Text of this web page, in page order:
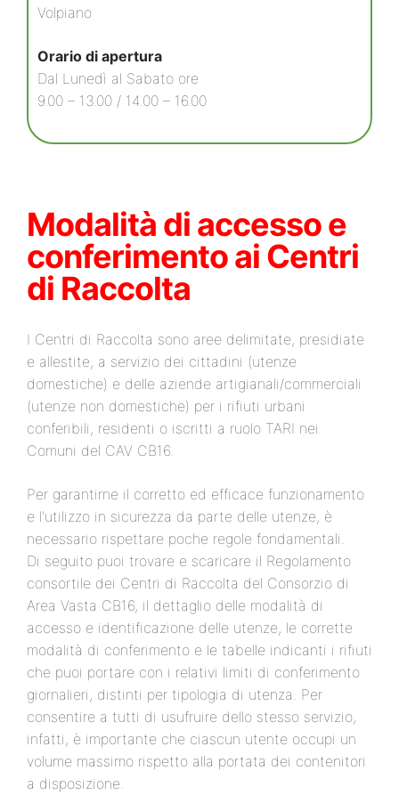
Volpiano
Orario di apertura
Dal Lunedì al Sabato ore
9.00 – 13.00 / 14.00 – 16.00
Modalità di accesso e
conferimento ai Centri
di Raccolta
I Centri di Raccolta sono aree delimitate, presidiate
e allestite, a servizio dei cittadini (utenze
domestiche) e delle aziende artigianali/commerciali
(utenze non domestiche) per i rifiuti urbani
conferibili, residenti o iscritti a ruolo TARI nei
Comuni del CAV CB16.
Per garantirne il corretto ed efficace funzionamento
e l'utilizzo in sicurezza da parte delle utenze, è
necessario rispettare poche regole fondamentali.
Di seguito puoi trovare e scaricare il Regolamento
consortile dei Centri di Raccolta del Consorzio di
Area Vasta CB16, il dettaglio delle modalità di
accesso e identificazione delle utenze, le corrette
modalità di conferimento e le tabelle indicanti i rifiuti
che puoi portare con i relativi limiti di conferimento
giornalieri, distinti per tipologia di utenza. Per
consentire a tutti di usufruire dello stesso servizio,
infatti, è importante che ciascun utente occupi un
volume massimo rispetto alla portata dei contenitori
a disposizione.